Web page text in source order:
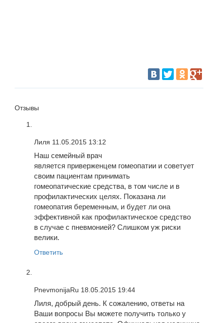
Отзывы
Лиля 11.05.2015 13:12
Наш семейный врач
является приверженцем гомеопатии и советует
своим пациентам принимать
гомеопатические средства, в том числе и в
профилактических целях. Показана ли
гомеопатия беременным, и будет ли она
эффективной как профилактическое средство
в случае с пневмонией? Слишком уж риски
велики.
Ответить
PnevmonijaRu 18.05.2015 19:44
Лиля, добрый день. К сожалению, ответы на
Ваши вопросы Вы можете получить только у